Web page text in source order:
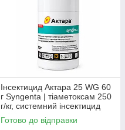
Інсектицид Актара 25 WG 60
г Syngenta | тіаметоксам 250
г/кг, системний інсектицид
широкого спектра дії
(Швейцарія)
Готово до відправки